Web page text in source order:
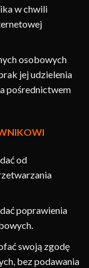
w chwili
osobowych
jej udzielenia
pośrednictwem
od
poprawienia
swoją zgodę
bez podawania